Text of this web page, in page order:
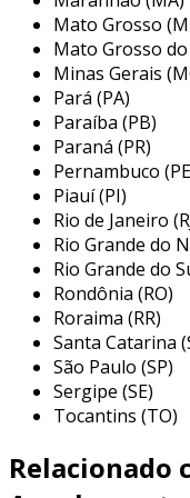
principais
acoplamento
o acoplamento
setores da indústria,
solução eficaz para
diferentes
comum em
redutores e
design robusto e a
tensões elevadas
situações que
durabilidade.
além disso, o
flexibilidade
desalinhos e
conectados. abaixo
principais aplicações
Mato Grosso
Mato Grosso do
Minas Gerais
Pará (PA)
Paraíba (PB)
Paraná (PR)
Pernambuco
Piauí (PI)
Rio de Janeiro
Rio Grande do
Rio Grande do
Rondônia (RO)
Roraima (RR)
Santa Catarina
São Paulo (SP)
Sergipe (SE)
Tocantins (TO)
Relacionado